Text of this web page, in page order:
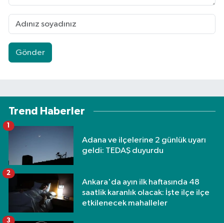
Gönder
Trend Haberler
Adana ve ilçelerine 2 günlük uyarı
geldi: TEDAŞ duyurdu
1
Ankara'da ayın ilk haftasında 48
saatlik karanlık olacak: İşte ilçe ilçe
etkilenecek mahalleler
2
3